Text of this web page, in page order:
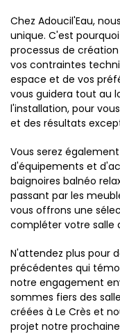
Chez Adoucil'Eau,
unique. C'est
processus de
vos contraintes
espace et de vos
vous guidera tout au
l'installation, pour
et des résultats
Vous serez
d'équipements et
baignoires balnéo
passant par les
vous offrons une
compléter votre salle
N'attendez plus pour
précédentes qui
notre engagement
sommes fiers des
créées à Le Crès et
projet notre